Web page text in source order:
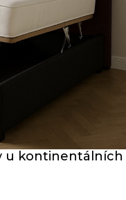
u kontinentálních